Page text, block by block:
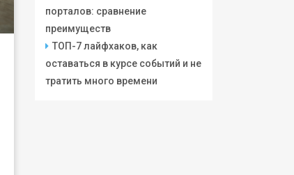
порталов: сравнение
преимуществ
ТОП-7 лайфхаков, как
оставаться в курсе событий и не
тратить много времени